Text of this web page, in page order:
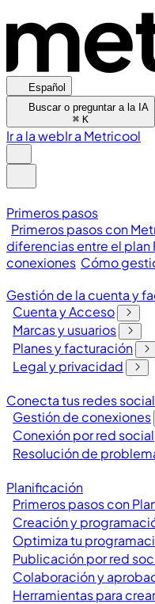
Español
Buscar o preguntar a la IA
⌘ K
Ir a la webIr a Metricool
Primeros pasos
Primeros pasos con
diferencias entre el plan
conexiones Cómo
Gestión de la cuenta y
Cuenta y Acceso
Marcas y usuarios
Planes y facturación
Legal y privacidad
Conecta tus redes
Gestión de conexiones
Conexión por red social
Resolución de
Planificación
Primeros pasos con
Creación y
Optimiza tu
Publicación por red
Colaboración y
Herramientas para